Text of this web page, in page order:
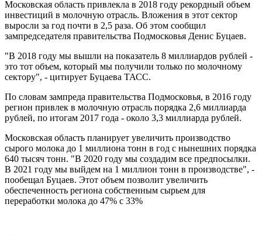
Московская область привлекла в 2018 году рекордный объем
инвестиций в молочную отрасль. Вложения в этот сектор
выросли за год почти в 2,5 раза. Об этом сообщил
зампредседателя правительства Подмосковья Денис Буцаев.
"В 2018 году мы вышли на показатель 8 миллиардов рублей -
это тот объем, который мы получили только по молочному
сектору", - цитирует Буцаева ТАСС.
По словам зампреда правительства Подмосковья, в 2016 году
регион привлек в молочную отрасль порядка 2,6 миллиарда
рублей, по итогам 2017 года - около 3,3 миллиарда рублей.
Московская область планирует увеличить производство
сырого молока до 1 миллиона тонн в год с нынешних порядка
640 тысяч тонн. "В 2020 году мы создадим все предпосылки.
В 2021 году мы выйдем на 1 миллион тонн в производстве", -
пообещал Буцаев. Этот объем позволит увеличить
обеспеченность региона собственным сырьем для
переработки молока до 47% с 33%